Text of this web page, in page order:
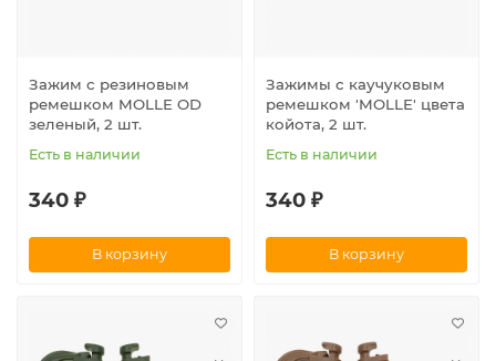
Зажим с резиновым
ремешком MOLLE OD
зеленый, 2 шт.
Есть в наличии
340 ₽
В корзину
Зажимы с каучуковым
ремешком 'MOLLE' цвета
койота, 2 шт.
Есть в наличии
340 ₽
В корзину